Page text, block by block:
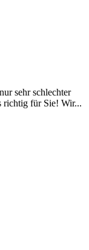
sehr schlechter
richtig für Sie! Wir...